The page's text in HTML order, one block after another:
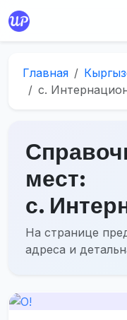
Главная
с.
мест:
с.
На странице
адреса и